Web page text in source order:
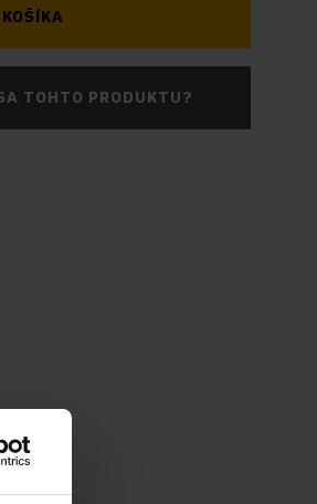
TOHTO PRODUKTU?